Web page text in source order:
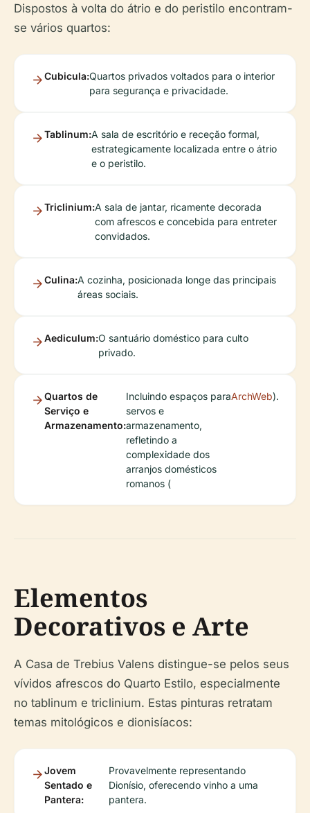
Dispostos à volta do átrio e do peristilo encontram-
se vários quartos:
Cubicula:Quartos privados voltados para o interior
para segurança e privacidade.
Tablinum:A sala de escritório e receção formal,
estrategicamente localizada entre o átrio
e o peristilo.
Triclinium:A sala de jantar, ricamente decorada
com afrescos e concebida para entreter
convidados.
Culina:A cozinha, posicionada longe das principais
áreas sociais.
Aediculum:O santuário doméstico para culto
privado.
Quartos de
Serviço e
Armazenamento:
Incluindo espaços para
servos e
armazenamento,
refletindo a
complexidade dos
arranjos domésticos
romanos (
ArchWeb).
Elementos
Decorativos e Arte
A Casa de Trebius Valens distingue-se pelos seus
vívidos afrescos do Quarto Estilo, especialmente
no tablinum e triclinium. Estas pinturas retratam
temas mitológicos e dionisíacos:
Jovem
Sentado e
Pantera:
Provavelmente representando
Dionísio, oferecendo vinho a uma
pantera.